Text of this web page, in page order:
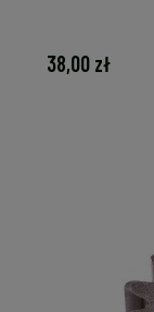
38,00 zł